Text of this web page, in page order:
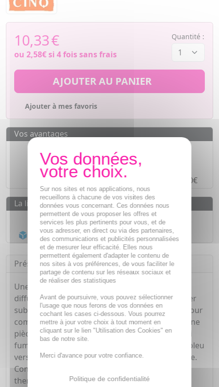
10,33€
ou 2,58€si 4 fois sans frais
Quantité :
AJOUTER AU PANIER
Ajouter à mes favoris
Vos avantages
Paiement en ligneSÉCURISÉ
Paiement en
4 fois sans frais à partir de 30€
La livraison
Livraison gratuite dès55€
Acheminement Chronopost en 24h*
Présentation
Une recharge de plaquettes à utiliser avec le
diffuseur Double usage Cinq/Cinq, pour protéger
subtilement votre intérieur des moustiques, le jour
comme la nuit. Insecticide et répulsif. Protège une
pièce de 30 m3 durant 8 heures sans dégager ni
fumée, ni odeur. Le changement de couleur du bleu
vers le blanc signifie que la cartouche est usagée.
Conditionnement : 3 x 10 tablettes sous sachet
thermosoudé, étui carton.
Sur nos sites et nos applications, nous
recueillons à chacune de vos visites des
données vous concernant. Ces données nous
permettent de vous proposer les offres et
services les plus pertinents pour vous, et de
vous adresser, en direct ou via des partenaires,
des communications et publicités personnalisées
et de mesurer leur efficacité. Elles nous
permettent également d'adapter le contenu de
nos sites à vos préférences, de vous faciliter le
partage de contenu sur les réseaux sociaux et
de réaliser des statistiques
Avant de poursuivre, vous pouvez sélectionner
l'usage que nous ferons de vos données en
cochant les cases ci-dessous. Vous pourrez
mettre à jour votre choix à tout moment en
cliquant sur le lien "Utilisation des Cookies" en
bas de notre site.
Merci d'avance pour votre confiance.
Politique de confidentialité